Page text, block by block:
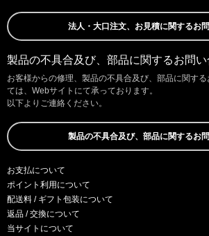
法人・大口注文、お見積に関するお
製品の不具合及び、部品に関するお問
お客様からの修理、製品の不具合及び、部品に関す
ては、Webサイトにて承っております。
以下よりご連絡ください。
製品の不具合及び、部品に関するお
お支払について
ポイント利用について
配送料 / ギフト包装について
返品 / 交換について
当サイトについて